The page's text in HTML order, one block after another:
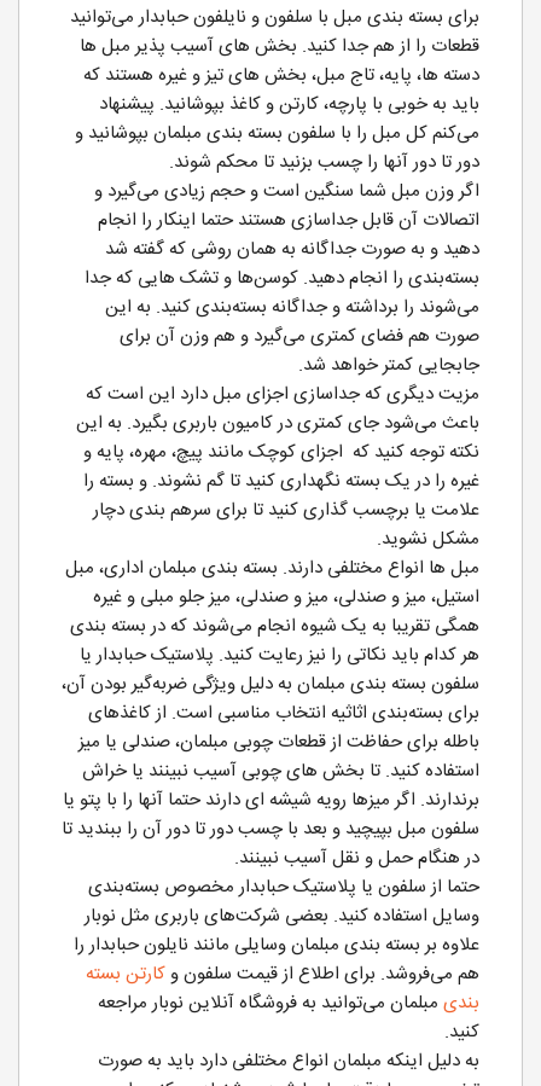
برای بسته بندی مبل با سلفون و نایلفون حبابدار می‌توانید
قطعات را از هم جدا کنید. بخش های آسیب پذیر مبل ها
دسته ها، پایه، تاج مبل، بخش های تیز و غیره هستند که
باید به خوبی با پارچه، کارتن و کاغذ بپوشانید. پیشنهاد
می‌کنم کل مبل را با سلفون بسته بندی مبلمان بپوشانید و
دور تا دور آنها را چسب بزنید تا محکم شوند.
اگر وزن مبل شما سنگین است و حجم زیادی می‌گیرد و
اتصالات آن قابل جداسازی هستند حتما اینکار را انجام
دهید و به صورت جداگانه به همان روشی که گفته شد
بسته‌بندی را انجام دهید. کوسن‌ها و تشک هایی که جدا
می‌شوند را برداشته و جداگانه بسته‌بندی کنید. به این
صورت هم فضای کمتری می‌گیرد و هم وزن آن برای
جابجایی کمتر خواهد شد.
مزیت دیگری که جداسازی اجزای مبل دارد این است که
باعث می‌شود جای کمتری در کامیون باربری بگیرد. به این
نکته‌ توجه کنید که اجزای کوچک مانند پیچ، مهره، پایه و
غیره را در یک بسته نگهداری کنید تا گم نشوند. و بسته را
علامت یا برچسب گذاری کنید تا برای سرهم بندی دچار
مشکل نشوید.
مبل ها انواع مختلفی دارند. بسته بندی مبلمان اداری، مبل
استیل، میز و صندلی، میز و صندلی، میز جلو مبلی و غیره
همگی تقریبا به یک شیوه انجام می‌شوند که در بسته بندی
هر کدام باید نکاتی را نیز رعایت کنید. پلاستیک حبابدار یا
سلفون بسته بندی مبلمان به دلیل ویژگی ضربه‌گیر بودن آن،
برای بسته‌بندی اثاثیه انتخاب مناسبی است. از کاغذهای
باطله برای حفاظت از قطعات چوبی مبلمان، صندلی یا میز
استفاده کنید. تا بخش های چوبی آسیب نبینند یا خراش
برندارند. اگر میزها رویه شیشه ای دارند حتما آنها را با پتو یا
سلفون مبل بپیچید و بعد با چسب دور تا دور آن را ببندید تا
در هنگام حمل و نقل آسیب نبینند.
حتما از سلفون یا پلاستیک حبابدار مخصوص بسته‌بندی
وسایل استفاده کنید. بعضی شرکت‌های باربری مثل نوبار
علاوه بر بسته‌ بندی مبلمان وسایلی مانند نایلون حبابدار را
هم می‌فروشد. برای اطلاع از قیمت سلفون و کارتن بسته‌
بندی مبلمان می‌توانید به فروشگاه آنلاین نوبار مراجعه
کنید.
به دلیل اینکه مبلمان انواع مختلفی دارد باید به صورت